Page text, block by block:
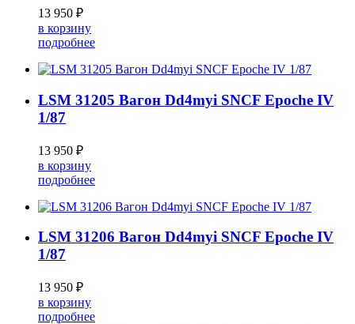
13 950 ₽
в корзину
подробнее
LSM 31205 Вагон Dd4myi SNCF Epoche IV
1/87
13 950 ₽
в корзину
подробнее
LSM 31206 Вагон Dd4myi SNCF Epoche IV
1/87
13 950 ₽
в корзину
подробнее